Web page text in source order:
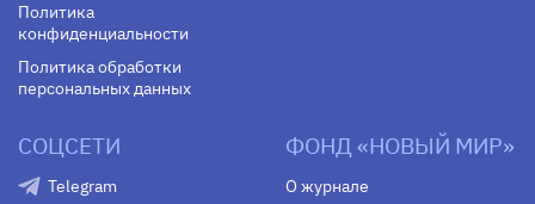
Политика
конфиденциальности
Политика обработки
персональных данных
СОЦСЕТИ
Telegram
ФОНД «НОВЫЙ МИР»
О журнале